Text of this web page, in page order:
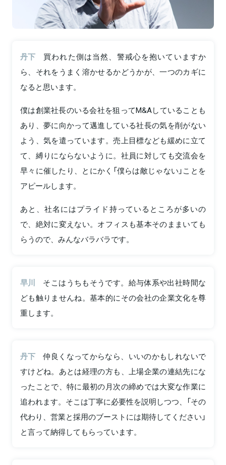
丹下
買われた側は当然、警戒心を抱いていますか
ら、それをうまく溶かせるかどうかが、一つのカギに
なると思います。
僕は創業社長のいる会社を狙ってM&Aしていることも
あり、夢に向かって邁進している社長の気を削がない
よう、気を遣っています。売上目標なども緩めに立て
て、縛りにならないように。社員に対しても交流会を
早々に催したり、とにかく「僕らは敵じゃない」ことを
アピールします。
あと、社名にはプライド持っているところが多いの
で、絶対に変えない。オフィスも基本そのままいても
らうので、みんなバラバラです。
早川
そこはうちもそうです。給与体系や出社時間な
ども触りませんね。基本的にその会社の企業文化を尊
重します。
丹下
仲良くなってからなら、いいのかもしれないで
すけどね。あとは経理の方も、上場企業の連結先にな
ったことで、特に最初の月次の締めでは大変な作業に
追われます。そこは丁寧に必要性を説明しつつ、「その
代わり、営業と採用のブーストには期待してください」
と言って納得してもらっています。